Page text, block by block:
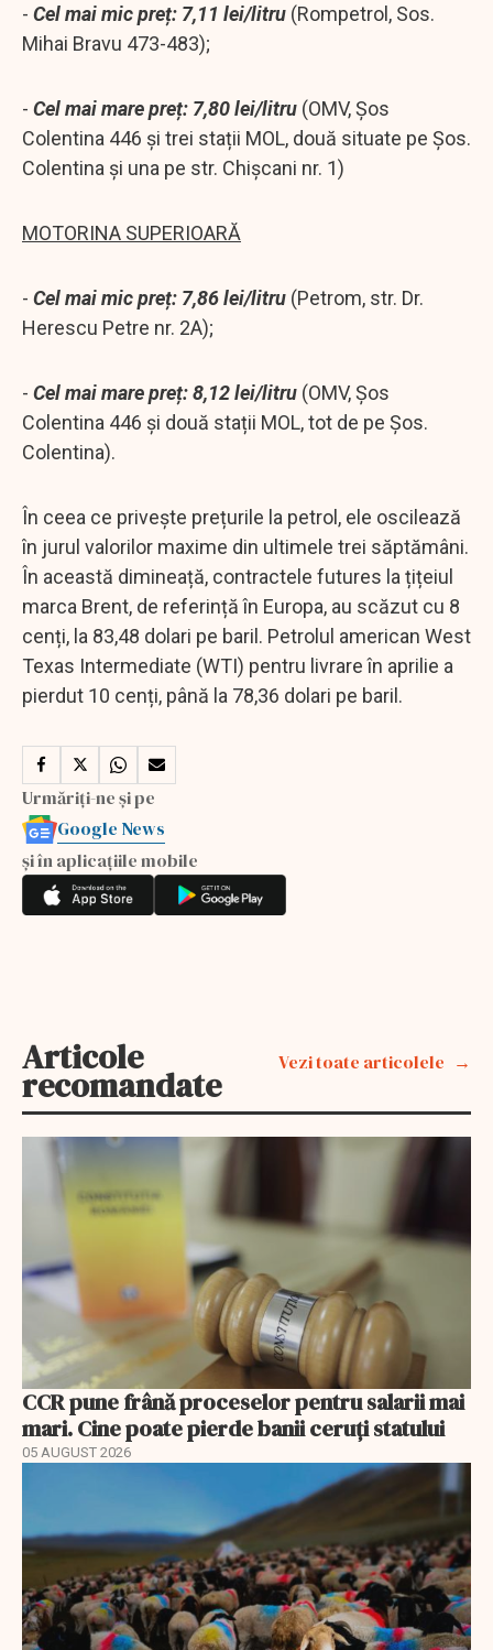
- Cel mai mic preț: 7,11 lei/litru (Rompetrol, Sos.
Mihai Bravu 473-483);
- Cel mai mare preț: 7,80 lei/litru (OMV, Șos
Colentina 446 și trei stații MOL, două situate pe Șos.
Colentina și una pe str. Chișcani nr. 1)
MOTORINA SUPERIOARĂ
- Cel mai mic preț: 7,86 lei/litru (Petrom, str. Dr.
Herescu Petre nr. 2A);
- Cel mai mare preț: 8,12 lei/litru (OMV, Șos
Colentina 446 și două stații MOL, tot de pe Șos.
Colentina).
În ceea ce privește prețurile la petrol, ele oscilează
în jurul valorilor maxime din ultimele trei săptămâni.
În această dimineață, contractele futures la țițeiul
marca Brent, de referință în Europa, au scăzut cu 8
cenți, la 83,48 dolari pe baril. Petrolul american West
Texas Intermediate (WTI) pentru livrare în aprilie a
pierdut 10 cenți, până la 78,36 dolari pe baril.
Urmăriți-ne și pe
Google News
și în aplicațiile mobile
Articole
recomandate
Vezi toate articolele
CCR pune frână proceselor pentru salarii mai
mari. Cine poate pierde banii ceruți statului
05 AUGUST 2026